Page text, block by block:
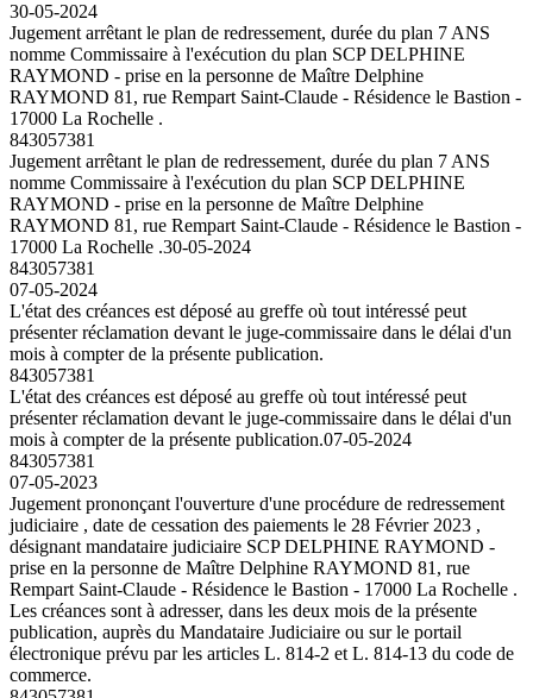
30-05-2024
Jugement arrêtant le plan de redressement, durée du plan 7 ANS
nomme Commissaire à l'exécution du plan SCP DELPHINE
RAYMOND - prise en la personne de Maître Delphine
RAYMOND 81, rue Rempart Saint-Claude - Résidence le Bastion -
17000 La Rochelle .
843057381
Jugement arrêtant le plan de redressement, durée du plan 7 ANS
nomme Commissaire à l'exécution du plan SCP DELPHINE
RAYMOND - prise en la personne de Maître Delphine
RAYMOND 81, rue Rempart Saint-Claude - Résidence le Bastion -
17000 La Rochelle .30-05-2024
843057381
07-05-2024
L'état des créances est déposé au greffe où tout intéressé peut
présenter réclamation devant le juge-commissaire dans le délai d'un
mois à compter de la présente publication.
843057381
L'état des créances est déposé au greffe où tout intéressé peut
présenter réclamation devant le juge-commissaire dans le délai d'un
mois à compter de la présente publication.07-05-2024
843057381
07-05-2023
Jugement prononçant l'ouverture d'une procédure de redressement
judiciaire , date de cessation des paiements le 28 Février 2023 ,
désignant mandataire judiciaire SCP DELPHINE RAYMOND -
prise en la personne de Maître Delphine RAYMOND 81, rue
Rempart Saint-Claude - Résidence le Bastion - 17000 La Rochelle .
Les créances sont à adresser, dans les deux mois de la présente
publication, auprès du Mandataire Judiciaire ou sur le portail
électronique prévu par les articles L. 814-2 et L. 814-13 du code de
commerce.